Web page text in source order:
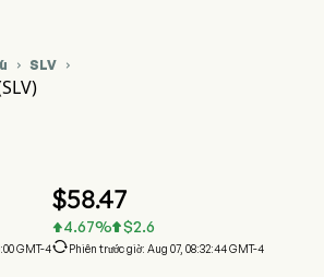
 SLV 
GMT-4
$58.47
4.67% $2.6
Phiên trước giờ: Aug 07, 08:32:44 GMT-4